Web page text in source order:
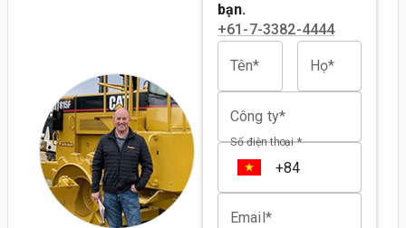
bạn.
+61-7-3382-4444
Tên* Họ*
Công ty*
Số điện thoại *
Email*